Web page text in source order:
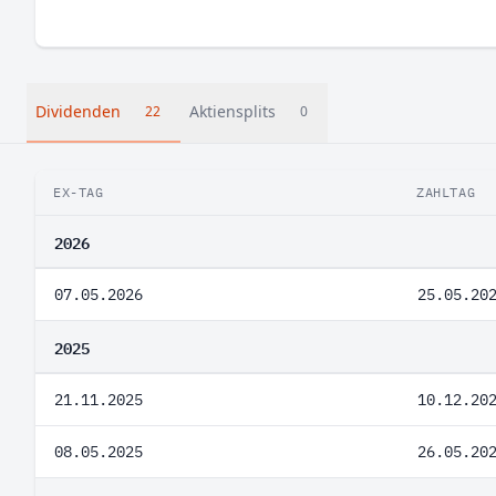
Dividenden 22 Aktiensplits 0
EX-TAG ZAHLTAG
2026
07.05.2026
2025
21.11.2025
08.05.2025